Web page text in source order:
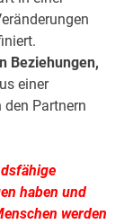
Beziehungen,
einer
Partnern
haben und
werden